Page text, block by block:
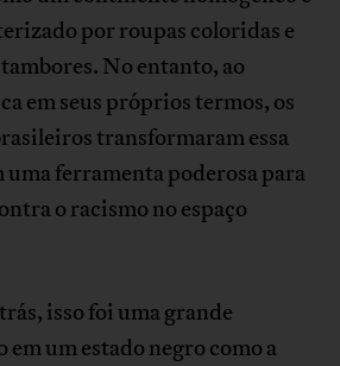
por roupas coloridas e
tambores. No entanto, ao
em seus próprios termos, os
transformaram essa
uma ferramenta poderosa para
o racismo no espaço
isso foi uma grande
em um estado negro como a